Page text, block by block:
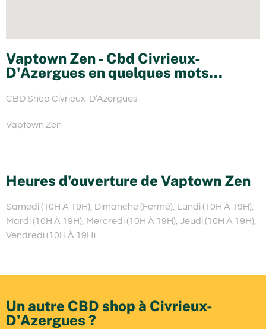
Vaptown Zen - Cbd Civrieux-
D'Azergues en quelques mots...
CBD Shop Civrieux-D’Azergues
Vaptown Zen
Heures d'ouverture de Vaptown Zen
Samedi (10H À 19H), Dimanche (Fermé), Lundi (10H À 19H),
Mardi (10H À 19H), Mercredi (10H À 19H), Jeudi (10H À 19H),
Vendredi (10H À 19H)
Un autre CBD shop à Civrieux-
D'Azergues ?